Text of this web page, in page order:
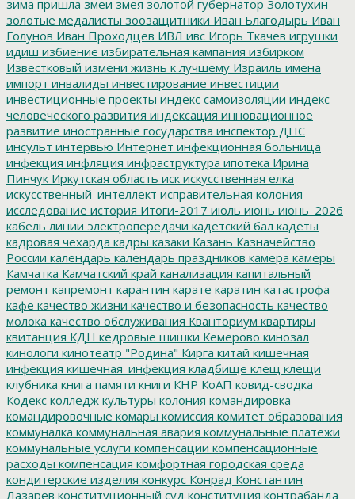
зима пришла змеи змея золотой губернатор Золотухин
золотые медалисты зоозащитники Иван Благодырь Иван
Голунов Иван Проходцев ИВЛ ивс Игорь Ткачев игрушки
идиш избиение избирательная кампания избирком
Известковый измени жизнь к лучшему Израиль имена
импорт инвалиды инвестирование инвестиции
инвестиционные проекты индекс самоизоляции индекс
человеческого развития индексация инновационное
развитие иностранные государства инспектор ДПС
инсульт интервью Интернет инфекционная больница
инфекция инфляция инфраструктура ипотека Ирина
Пинчук Иркутская область иск искусственная елка
искусственный_интеллект исправительная колония
исследование история Итоги-2017 июль июнь июнь_2026
кабель линии электропередачи кадетский бал кадеты
кадровая чехарда кадры казаки Казань Казначейство
России календарь календарь праздников камера камеры
Камчатка Камчатский край канализация капитальный
ремонт капремонт карантин карате каратин катастрофа
кафе качество жизни качество и безопасность качество
молока качество обслуживания Кванториум квартиры
квитанция КДН кедровые шишки Кемерово кинозал
кинологи кинотеатр "Родина" Кирга китай кишечная
инфекция кишечная_инфекция кладбище клещ клещи
клубника книга памяти книги КНР КоАП ковид-сводка
Кодекс колледж культуры колония командировка
командировочные комары комиссия комитет образования
коммуналка коммунальная авария коммунальные платежи
коммунальные услуги компенсации компенсационные
расходы компенсация комфортная городская среда
кондитерские изделия конкурс Конрад Константин
Лазарев конституционный суд конституция контрабанда